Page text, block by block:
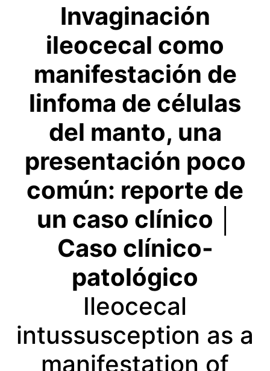
Invaginación
ileocecal como
manifestación de
linfoma de células
del manto, una
presentación poco
común: reporte de
un caso clínico
Caso clínico-
patológico
Ileocecal
intussusception as a
manifestation of